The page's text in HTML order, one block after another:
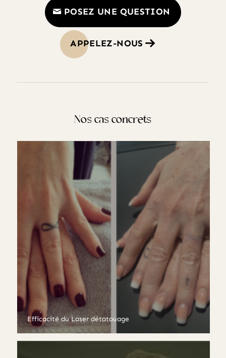
POSEZ UNE QUESTION
APPELEZ-NOUS
Nos cas concrets
Efficacité du Laser détatouage